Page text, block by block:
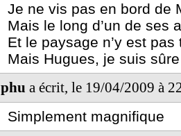
Je ne vis pas en bord de
Mais le long d’un de ses
Et le paysage n’y est
Mais Hugues, je suis
phu a écrit, le 19/04/2009 à
Simplement magnifique